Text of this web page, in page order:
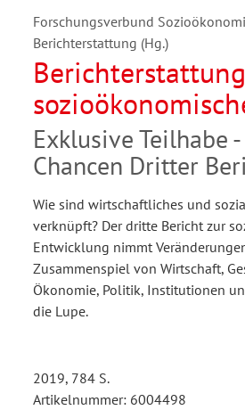
Forschungsverbund
Berichterstattung (Hg.)
Entwicklung in
Deutschland
Exklusive Teilhabe
Chancen Dritter
Wie sind wirtschaftliches und
verknüpft? Der dritte Bericht zur
Entwicklung nimmt
Zusammenspiel von Wirtschaft,
Ökonomie, Politik, Institutionen
die Lupe.
2019, 784 S.
Artikelnummer: 6004498